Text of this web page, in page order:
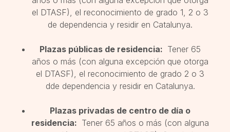
el DTASF), el reconocimiento de grado 1, 2 o 3
de dependencia y residir en Catalunya.
Plazas públicas de residencia: Tener 65
años o más (con alguna excepción que otorga
el DTASF), el reconocimiento de grado 2 o 3
dde dependencia y residir en Catalunya.
Plazas privadas de centro de día o
residencia: Tener 65 años o más (con alguna